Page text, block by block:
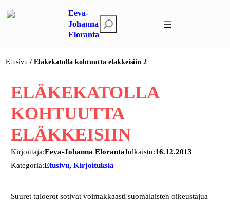
sisältöön
Eeva-
Johanna
Elorantat
s
i
Etusivu Elakekatolla kohtuutta elakkeisiin 2
ELÄKEKATOLLA
KOHTUUTTA
ELÄKKEISIIN
Kirjoittaja:Eeva-Johanna ElorantaJulkaistu:16.12.2013
Kategoria:Etusivu, Kirjoituksia
Suuret tuloerot sotivat voimakkaasti suomalaisten oikeustajua